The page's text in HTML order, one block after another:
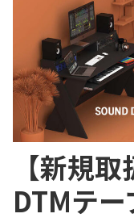
【新規
DTMテ